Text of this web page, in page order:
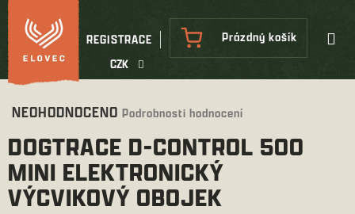
Přejít
na
obsah
CZK
REGISTRACE
NÁKUPNÍ
KOŠÍK
Prázdný košík
Průměrné
produktu
je
0,0
z
NEOHODNOCENO Podrobnosti hodnocení
DOGTRACE D-CONTROL 500
MINI ELEKTRONICKÝ
VÝCVIKOVÝ OBOJEK